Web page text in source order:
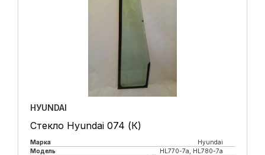
HУUNDAI
Стекло Hyundai 074 (К)
Марка
Hyundai
Модель
HL770-7а, HL780-7а